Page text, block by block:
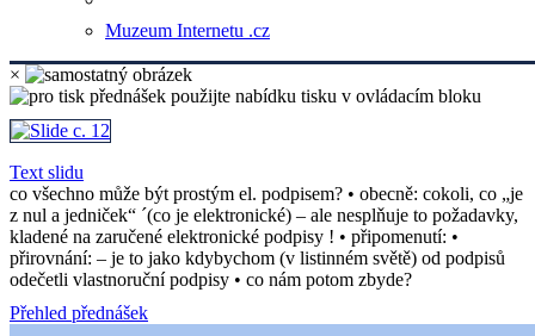
Muzeum Internetu .cz
×
Text slidu
co všechno může být prostým el. podpisem? • obecně: cokoli, co „je
z nul a jedniček“ ´(co je elektronické) ‒ ale nesplňuje to požadavky,
kladené na zaručené elektronické podpisy ! • připomenutí: •
přirovnání: ‒ je to jako kdybychom (v listinném světě) od podpisů
odečetli vlastnoruční podpisy • co nám potom zbyde?
Přehled přednášek